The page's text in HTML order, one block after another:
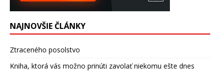
NAJNOVŠIE ČLÁNKY
Ztraceného posolstvo
Kniha, ktorá vás možno prinúti zavolať niekomu ešte dnes